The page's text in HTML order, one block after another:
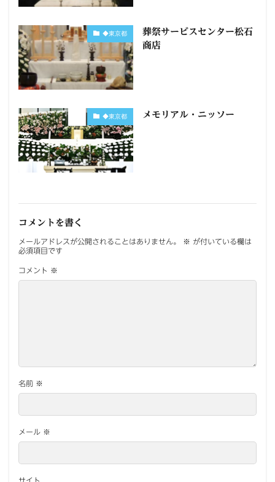
◆東京都
葬祭サービスセンター松石
商店
◆東京都 メモリアル・ニッソー
コメントを書く
メールアドレスが公開されることはありません。 ※ が付いている欄は
必須項目です
コメント ※
名前 ※
メール ※
サイト